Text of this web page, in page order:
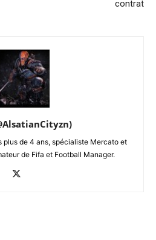
contrat
plus de 4 ans, spécialiste Mercato et
de Fifa et Football Manager.